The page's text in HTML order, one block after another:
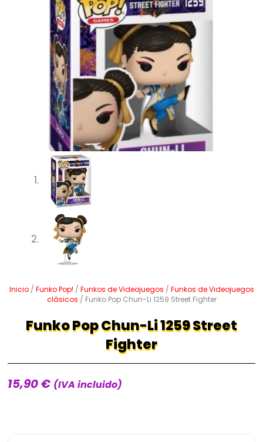
Inicio/ Funko Pop! / Funkos de Videojuegos / Funkos de Videojuegos
clásicos / Funko Pop Chun-Li 1259 Street Fighter
Funko Pop Chun-Li 1259 Street
Fighter
15,90€ (IVA incluido)